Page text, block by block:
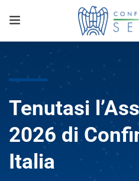
Tenutasi
2026 di
Italia